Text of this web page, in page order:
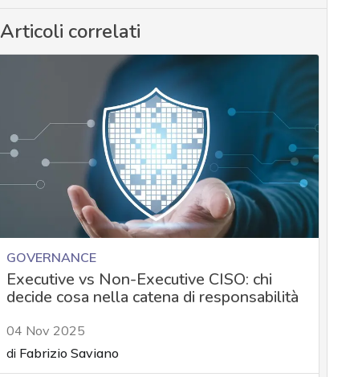
Articoli correlati
GOVERNANCE
Executive vs Non-Executive CISO: chi
decide cosa nella catena di responsabilità
04 Nov 2025
di Fabrizio Saviano